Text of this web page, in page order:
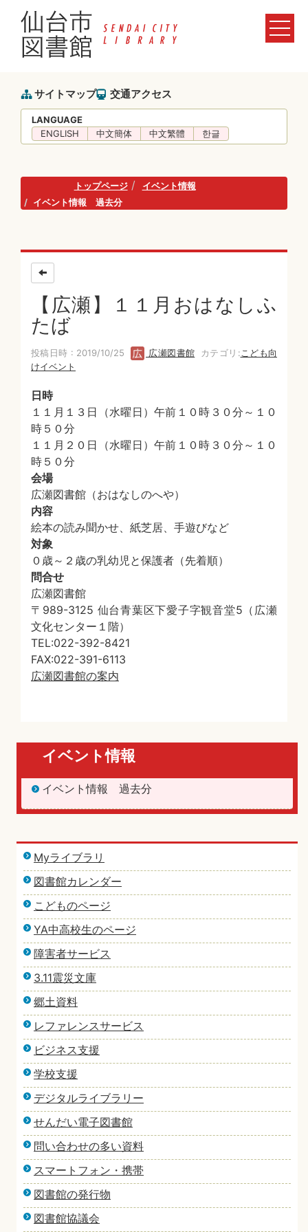
サイトマップ 交通アクセス
LANGUAGE
ENGLISH
中文簡体 中文繁體 한글
トップページ
イベント情報
イベント情報 過去分
【広瀬】１１月おはなしふ
たば
投稿日時 : 2019/10/25 広瀬図書館 カテゴリ: こども向
けイベント
日時
１１月１３日（水曜日）午前１０時３０分～１０
時５０分
１１月２０日（水曜日）午前１０時３０分～１０
時５０分
会場
広瀬図書館（おはなしのへや）
内容
絵本の読み聞かせ、紙芝居、手遊びなど
対象
０歳～２歳の乳幼児と保護者（先着順）
問合せ
広瀬図書館
〒989-3125 仙台青葉区下愛子字観音堂5（広瀬
文化センター１階）
TEL:022-392-8421
FAX:022-391-6113
広瀬図書館の案内
イベント情報
イベント情報 過去分
Myライブラリ
図書館カレンダー
こどものページ
YA中高校生のページ
障害者サービス
3.11震災文庫
郷土資料
レファレンスサービス
ビジネス支援
学校支援
デジタルライブラリー
せんだい電子図書館
問い合わせの多い資料
スマートフォン・携帯
図書館の発行物
図書館協議会